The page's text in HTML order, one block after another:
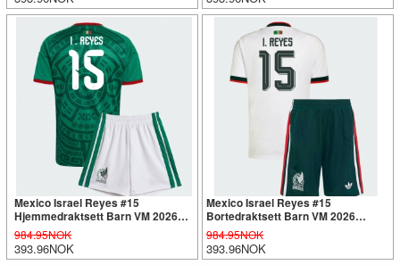
Mexico Israel Reyes #15
Hjemmedraktsett Barn VM 2026
Kortermet (+ Korte bukser)
984.95NOK
393.96NOK
Mexico Israel Reyes #15
Bortedraktsett Barn VM 2026
Kortermet (+ Korte bukser)
984.95NOK
393.96NOK